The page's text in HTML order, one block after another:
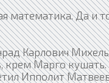
Да и
Карлович
крем Марго кушать.
Ипполит